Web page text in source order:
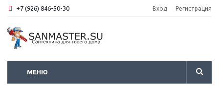
+7 (926) 846-50-30 Вход Регистрация
МЕНЮ